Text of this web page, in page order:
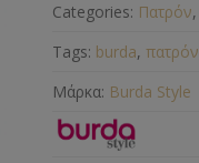
Categories: Πατρόν,
Tags: burda,πατρόν
Μάρκα: Burda Style